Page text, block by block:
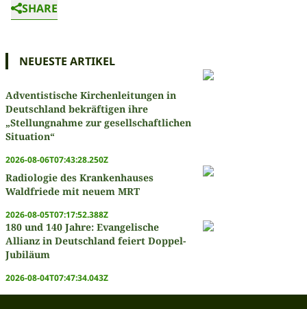
SHARE
NEUESTE ARTIKEL
Adventistische Kirchenleitungen in
Deutschland bekräftigen ihre
„Stellungnahme zur gesellschaftlichen
Situation“
2026-08-06T07:43:28.250Z
Radiologie des Krankenhauses
Waldfriede mit neuem MRT
2026-08-05T07:17:52.388Z
180 und 140 Jahre: Evangelische
Allianz in Deutschland feiert Doppel-
Jubiläum
2026-08-04T07:47:34.043Z